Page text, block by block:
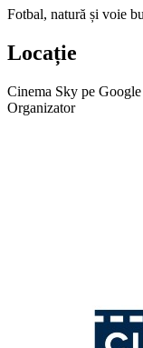
Fotbal, natură și voie
Locație
Cinema Sky pe
Organizator